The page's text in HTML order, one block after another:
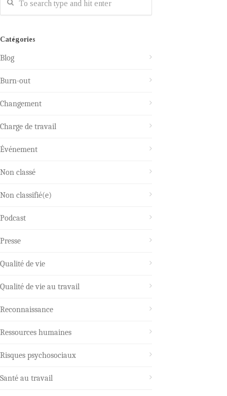
Catégories
Blog
Burn-out
Changement
Charge de travail
Événement
Non classé
Non classifié(e)
Podcast
Presse
Qualité de vie
Qualité de vie au travail
Reconnaissance
Ressources humaines
Risques psychosociaux
Santé au travail